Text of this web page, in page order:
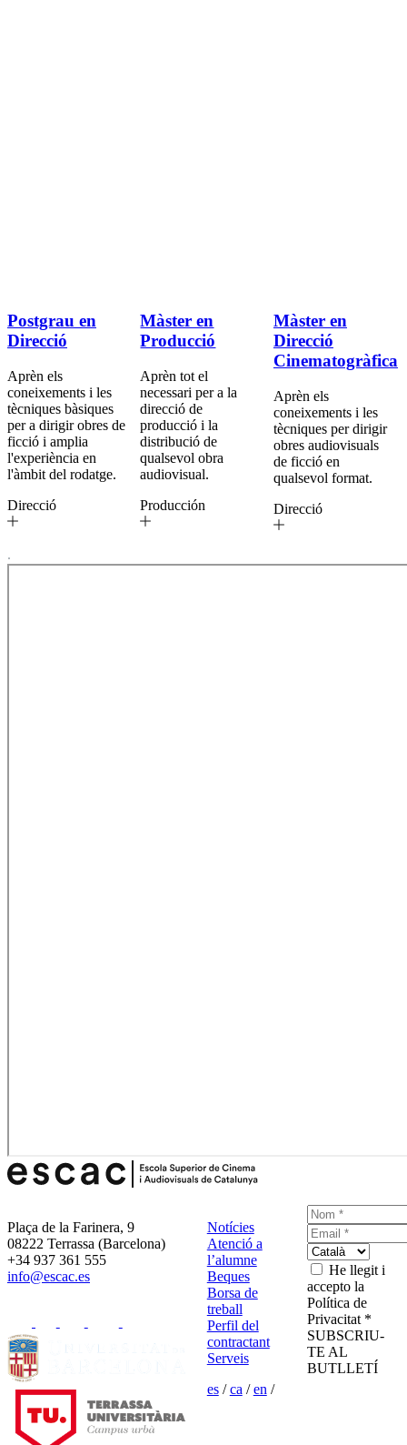
Postgrau en
Direcció
Aprèn els
coneixements i les
tècniques bàsiques
per a dirigir obres de
ficció i amplia
l'experiència en
l'àmbit del rodatge.
Direcció
Màster en
Producció
Aprèn tot el
necessari per a la
direcció de
producció i la
distribució de
qualsevol obra
audiovisual.
Producción
Màster en
Direcció
Cinematogràfica
Aprèn els
coneixements i les
tècniques per dirigir
obres audiovisuals
de ficció en
qualsevol format.
Direcció
Plaça de la Farinera, 9
08222 Terrassa (Barcelona)
+34 937 361 555
info@escac.es
Notícies
Atenció a
l’alumne
Beques
Borsa de
treball
Perfil del
contractant
Serveis
es/ca /en /
He llegit i
accepto la
Política de
Privacitat *
SUBSCRIU-
TE AL
BUTLLETÍ